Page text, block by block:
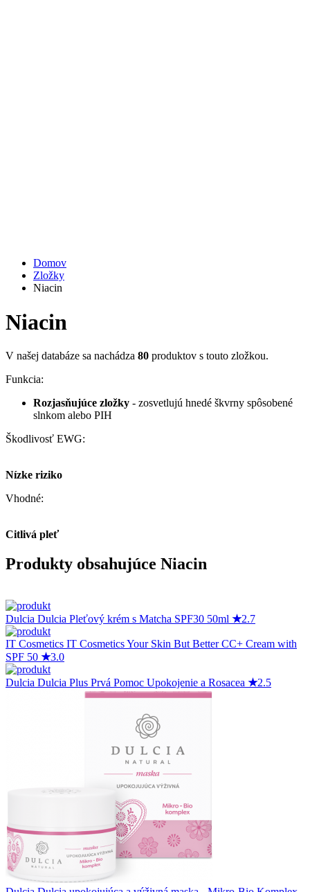
Domov
Zložky
Niacin
Niacin
V našej databáze sa nachádza 80 produktov s touto zložkou.
Funkcia:
Rozjasňujúce zložky - zosvetlujú hnedé škvrny spôsobené
slnkom alebo PIH
Škodlivosť EWG:
Nízke riziko
Vhodné:
Citlivá pleť
Produkty obsahujúce Niacin
Dulcia Dulcia Pleťový krém s Matcha SPF30 50ml ★2.7
IT Cosmetics IT Cosmetics Your Skin But Better CC+ Cream with
SPF 50 ★3.0
Dulcia Dulcia Plus Prvá Pomoc Upokojenie a Rosacea ★2.5